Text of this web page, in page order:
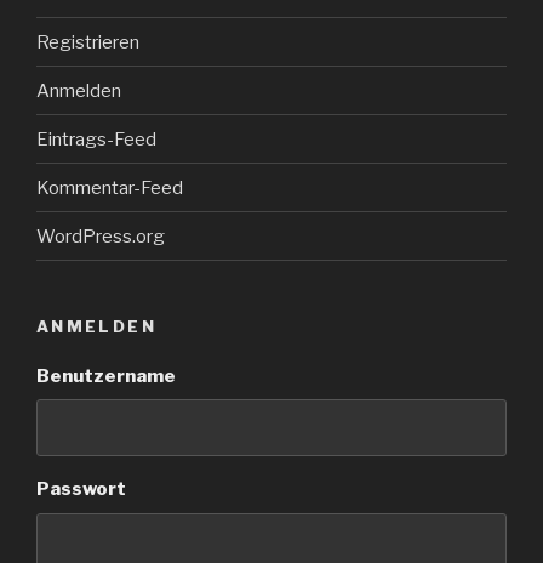
Registrieren
Anmelden
Eintrags-Feed
Kommentar-Feed
WordPress.org
ANMELDEN
Benutzername
Passwort